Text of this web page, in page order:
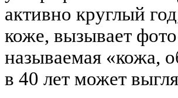
активно круглый
коже, вызывает
называемая «кожа,
в 40 лет может